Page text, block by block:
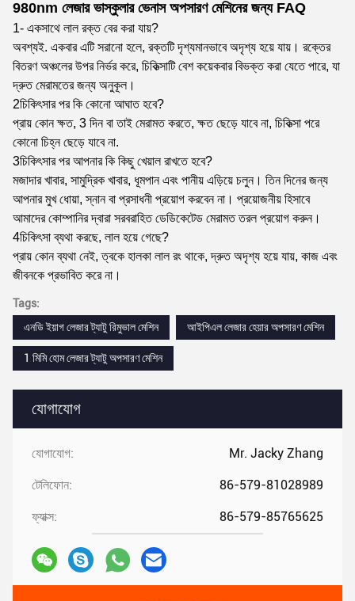
যোগাযোগ
যোগাযোগ: Mr. Jacky Zhang
টেলিফোন: 86-579-81028989
ফ্যাক্স: 86-579-85765625
980nm লেজার ভাস্কুলার ভেনাস অপসারণ মেশিনের জন্য FAQ
1- একসাথে লাল রক্ত বের করা যায়?
অবশ্যই. একবার এটি সরানো হলে, রক্তটি দৃশ্যমানভাবে অদৃশ্য হয়ে যায়। রক্তের
বিতরণ অঞ্চলের উপর নির্ভর করে, চিকিত্সাটি বেশ কয়েকবার বিভক্ত করা যেতে পারে, যা
দ্রুত মেরামতের জন্য অনুকূল।
2চিকিৎসার পর কি কোনো আঘাত হবে?
প্রায় কোন ক্ষত, 3 দিন বা তাই মেরামত করতে, ক্ষত ছেড়ে যাবে না, চিকিত্সা পরে
কোনো চিহ্ন ছেড়ে যাবে না.
3চিকিৎসার পর আপনার কি কিছু খেয়াল রাখতে হবে?
মজাদার খাবার, সামুদ্রিক খাবার, ধূমপান এবং পানীয় এড়িয়ে চলুন। তিন দিনের জন্য
আপনার মুখ ধোয়া, স্নান বা প্রসাধনী প্রয়োগ করবেন না। প্রয়োজনীয় হিসাবে
আমাদের কোম্পানির দ্বারা সরবরাহিত ডেডিকেটেড মেরামত তরল প্রয়োগ করুন।
4চিকিৎসা ব্যথা করছে, লাল হয়ে গেছে?
প্রায় কোন ব্যথা নেই, ত্বকে হালকা লাল রং থাকে, দ্রুত অদৃশ্য হয়ে যায়, কাজ এবং
জীবনকে প্রভাবিত করে না।
Tags:
এনডি ইয়াগ লেজার ট্যাটু রিমুভাল মেশিন
আইপিএল লেজার হেয়ার অপসারণ মেশিন
1 মিমি হোম লেজার ট্যাটু অপসারণ মেশিন